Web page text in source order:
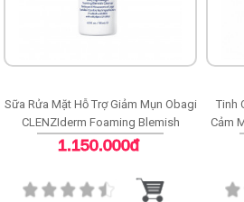
Sữa Rửa Mặt Hỗ Trợ Giảm Mụn Obagi
CLENZIderm Foaming Blemish
Cleanser
1.150.000đ
Tinh
Cảm